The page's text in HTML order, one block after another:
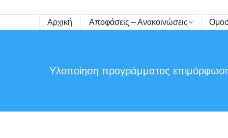
Αρχική Αποφάσεις – Ανακοινώσεις
Υλοποίηση προγράμματος